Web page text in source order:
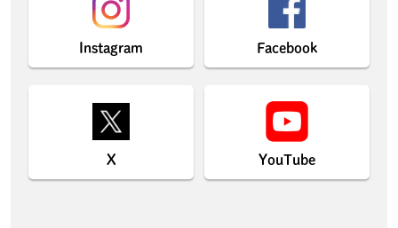
Instagram Facebook
X YouTube